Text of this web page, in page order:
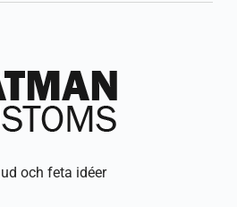
och feta idéer